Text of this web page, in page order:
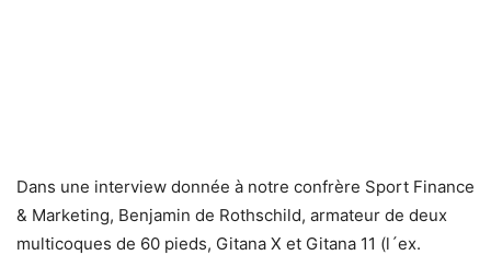
Dans une interview donnée à notre confrère Sport Finance
& Marketing, Benjamin de Rothschild, armateur de deux
multicoques de 60 pieds, Gitana X et Gitana 11 (l´ex.